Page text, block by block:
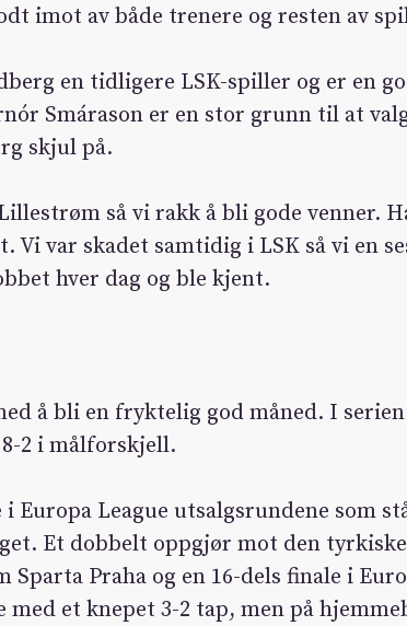
imot av både trenere og resten av
en tidligere LSK-spiller og er en
Smárason er en stor grunn til at
skjul på.
så vi rakk å bli gode venner.
var skadet samtidig i LSK så vi en
hver dag og ble kjent.
å bli en fryktelig god måned. I
2 i målforskjell.
League utsalgsrundene som
Et dobbelt oppgjør mot den
Sparta Praha og en 16-dels finale i
et knepet 3-2 tap, men på